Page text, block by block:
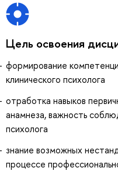
Цель освоения
формирование
клинического психолога
отработка навыков
анамнеза, важность
психолога
знание возможных
процессе